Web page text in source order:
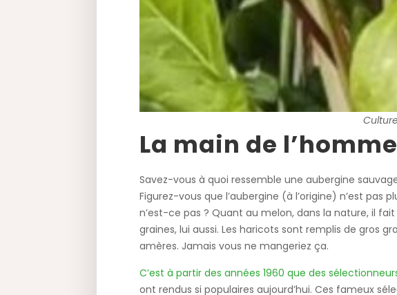
La main de l’homme
Savez-vous à quoi ressemble une aubergine
Figurez-vous que l’aubergine (à l’origine) n’est pas
n’est-ce pas ? Quant au melon, dans la nature, il
graines, lui aussi. Les haricots sont remplis de gros
amères. Jamais vous ne mangeriez ça.
C’est à partir des années 1960 que des
ont rendus si populaires aujourd’hui. Ces fameux